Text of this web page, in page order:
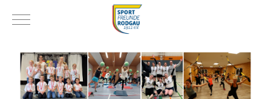
Mobile Menu Toggle